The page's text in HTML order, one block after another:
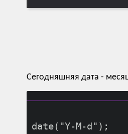
Сегодняшняя дата -
date("Y-M-d");